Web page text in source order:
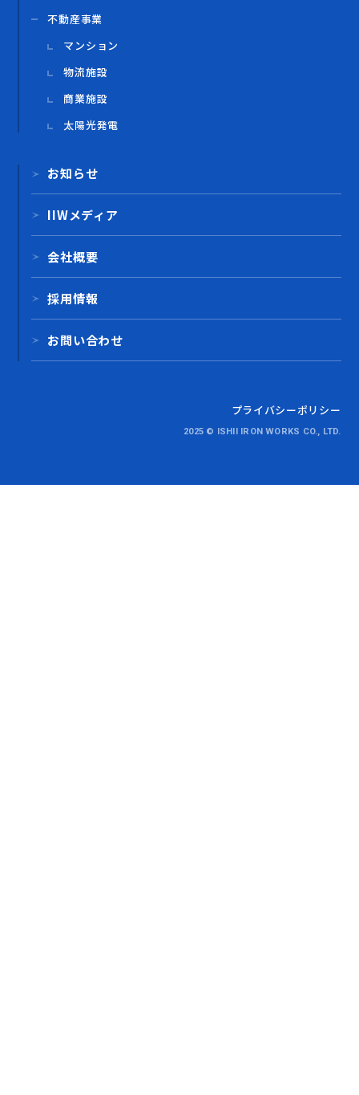
不動産事業
マンション
物流施設
商業施設
太陽光発電
お知らせ
IIWメディア
会社概要
採用情報
お問い合わせ
プライバシーポリシー
2025 © ISHII IRON WORKS CO., LTD.